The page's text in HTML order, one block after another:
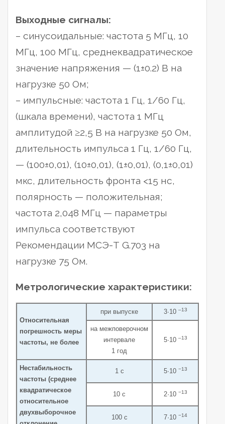
Выходные сигналы:
– синусоидальные: частота 5 МГц, 10
МГц, 100 МГц, среднеквадратическое
значение напряжения — (1±0.2) В на
нагрузке 50 Ом;
– импульсные: частота 1 Гц, 1/60 Гц,
(шкала времени), частота 1 МГц
амплитудой ≥2,5 В на нагрузке 50 Ом,
длительность импульса 1 Гц, 1/60 Гц,
— (100±0,01), (10±0,01), (1±0,01), (0,1±0,01)
мкс, длительность фронта <15 нс,
полярность — положительная;
частота 2,048 МГц — параметры
импульса соответствуют
Рекомендации МСЭ-Т G.703 на
нагрузке 75 Ом.
Метрологические характеристики:
Относительная
погрешность меры
частоты, не более
при выпуске 3·10 –13
на межповерочном
интервале
1 год
5·10 –13
Нестабильность
частоты (среднее
квадратическое
относительное
двухвыборочное
1 с 5·10 −13
10 с 2·10 −13
100 с 7·10 −14